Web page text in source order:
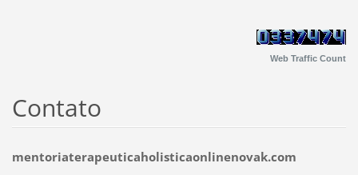
Web Traffic Count
Contato
mentoriaterapeuticaholisticaonlinenovak.com